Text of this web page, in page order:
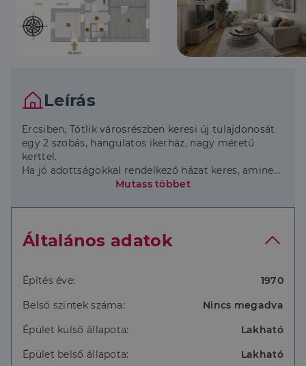
Leírás
Ercsiben, Tótlik városrészben keresi új tulajdonosát
egy 2 szobás, hangulatos ikerház, nagy méretű
kerttel.
Ha jó adottságokkal rendelkező házat keres, aminek
egy részét saját ízlésére alapján fejezheti be, akkor
tervek is találhatók ! ! !
- Fejér megye, Ercsi, Tótlik városrész, kellemes,
- Buszmegálló 6 perc sétatávolságra található,
- Az M6-os autópálya 10 perces távolság lehetővé
téve a bejárást Budapestre.
- A kelenföldi pályaudvar autóval 30, vonattal 40
Mutass többet
Általános adatok
Építés éve:
1970
Belső szintek száma:
Nincs megadva
Épület külső állapota:
Lakható
Épület belső állapota:
Lakható